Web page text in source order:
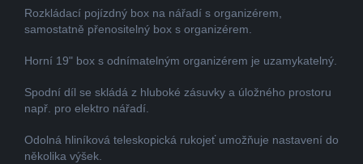
Rozkládací pojízdný box na nářadí s organizérem,
samostatně přenositelný box s organizérem.
Horní 19" box s odnímatelným organizérem je uzamykatelný.
Spodní díl se skládá z hluboké zásuvky a úložného prostoru
např. pro elektro nářadí.
Odolná hliníková teleskopická rukojeť umožňuje nastavení do
několika výšek.